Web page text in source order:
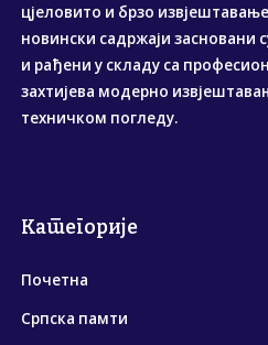
цјеловито и брзо
новински садржаји засновани
и рађени у складу са
захтијева модерно
техничком погледу.
Категорије
Почетна
Српска памти